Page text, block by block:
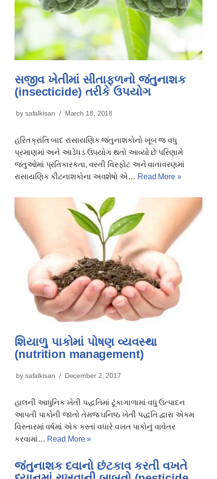
સજીવ ખેતીમાં સીતાફળનો જંતુનાશક
(insecticide) તરીકે ઉપયોગ
by safalkisan March 18, 2018
હરિતક્રાંતિ બાદ રાસાયણિક જંતુનાશકોનો ખૂબ જ વધુ
પ્રમાણમાં અને આડેધડ ઉપયોગ થતો આવ્યો છે પરિણામે
જંતુઓમાં પ્રતિકારકતા, વસ્તી વિસ્ફોટ અને વાતાવરણમાં
રાસાયણિક કીટનાશકોના અવશેષો એ… Read More »
શિયાળુ પાકોમાં પોષણ વ્યવસ્થા
(nutrition management)
by safalkisan December 2, 2017
હાલની આધુનિક ખેતી પદ્ધતિમાં ટૂંકાગાળામાં વધુ ઉત્પાદન
આપતી પાકોની જાતો તેમજ ઘનિષ્ઠ ખેતી પદ્ધતિ દ્વારા એકમ
વિસ્તારમાં વર્ષમાં એક કરતાં વધારે વખત પાકોનું વાવેતર
કરવામાં… Read More »
જંતુનાશક દવાનો છંટકાવ કરતી વખતે